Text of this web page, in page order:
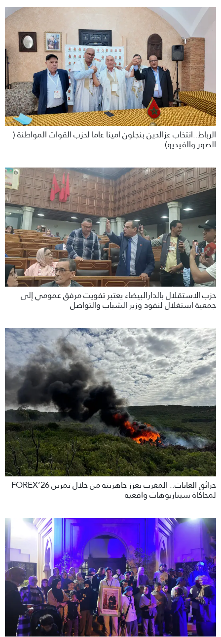
الرباط..انتخاب عزالدين بنجلون امينا عاما لحزب القوات المواطنة (
الصور والفيديو)
حزب الاستقلال بالدارالبيضاء يعتبر تفويت مرفق عمومي إلى
جمعية استغلال لنفود وزير الشباب والتواصل
حرائق الغابات.. المغرب يعزز جاهزيته من خلال تمرين FOREX’26
لمحاكاة سيناريوهات واقعية